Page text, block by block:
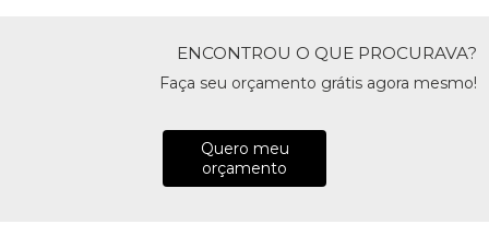
ENCONTROU O QUE PROCURAVA?
Faça seu orçamento grátis agora mesmo!
Quero meu
orçamento